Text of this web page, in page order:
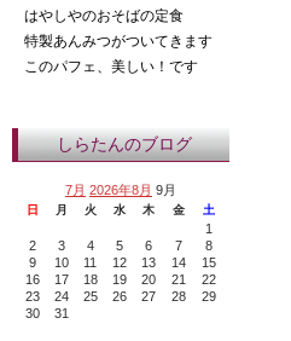
はやしやのおそばの定食
特製あんみつがついてきます
このパフェ、美しい！です
しらたんのブログ
7月 2026年8月 9月
日 月 火 水 木 金 土
1
2
3 4 5 6 7
8
9
10 11 12 13 14
15
16
17 18 19 20 21
22
23
24 25 26 27 28
29
30
31